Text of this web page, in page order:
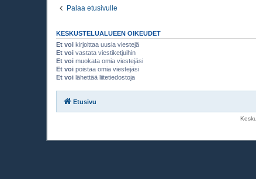
Palaa etusivulle
KESKUSTELUALUEEN OIKEUDET
Et voi kirjoittaa uusia viestejä
Et voi vastata viestiketjuihin
Et voi muokata omia viestejäsi
Et voi poistaa omia viestejäsi
Et voi lähettää liitetiedostoja
Etusivu